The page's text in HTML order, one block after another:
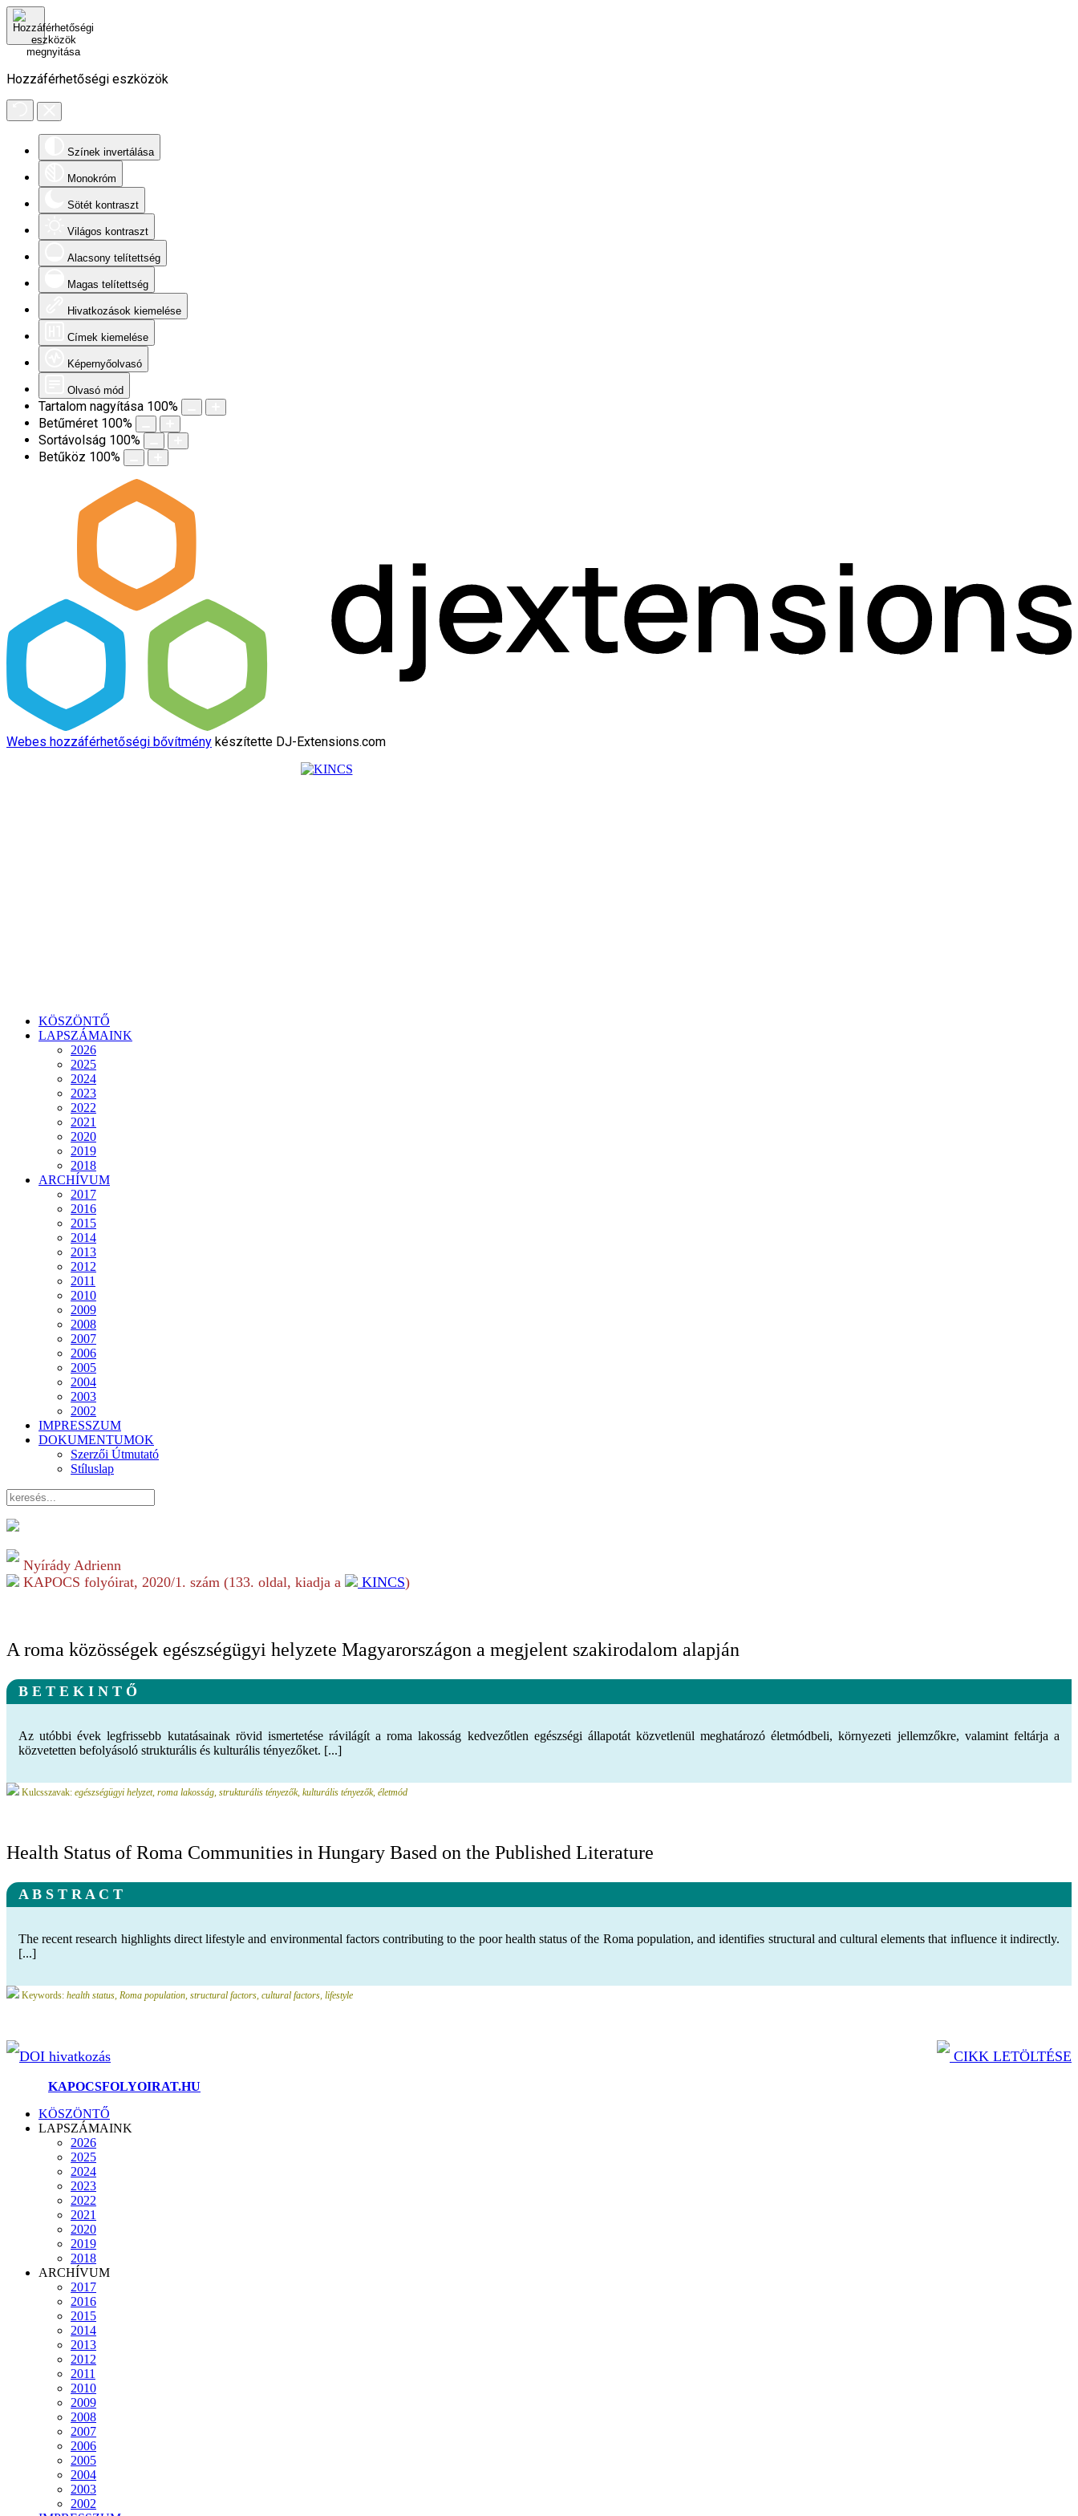
Hozzáférhetőségi eszközök
Színek invertálása
Monokróm
Sötét kontraszt
Világos kontraszt
Alacsony telítettség
Magas telítettség
Hivatkozások kiemelése
Címek kiemelése
Képernyőolvasó
Olvasó mód
Tartalom nagyítása 100%
Betűméret 100%
Sortávolság 100%
Betűköz 100%
Webes hozzáférhetőségi bővítmény készítette DJ-Extensions.com
KÖSZÖNTŐ
LAPSZÁMAINK
2026
2025
2024
2023
2022
2021
2020
2019
2018
ARCHÍVUM
2017
2016
2015
2014
2013
2012
2011
2010
2009
2008
2007
2006
2005
2004
2003
2002
IMPRESSZUM
DOKUMENTUMOK
Szerzői Útmutató
Stíluslap
Nyírády Adrienn
KAPOCS folyóirat, 2020/1. szám (133. oldal, kiadja a KINCS)
A roma közösségek egészségügyi helyzete Magyarországon a megjelent szakirodalom alapján
B E T E K I N T Ő
Az utóbbi évek legfrissebb kutatásainak rövid ismertetése rávilágít a roma lakosság kedvezőtlen egészségi állapotát közvetlenül meghatározó életmódbeli, környezeti jellemzőkre, valamint feltárja a
közvetetten befolyásoló strukturális és kulturális tényezőket. [...]
Kulcsszavak: egészségügyi helyzet, roma lakosság, strukturális tényezők, kulturális tényezők, életmód
Health Status of Roma Communities in Hungary Based on the Published Literature
A B S T R A C T
The recent research highlights direct lifestyle and environmental factors contributing to the poor health status of the Roma population, and identifies structural and cultural elements that influence it indirectly.
[...]
Keywords: health status, Roma population, structural factors, cultural factors, lifestyle
DOI hivatkozás CIKK LETÖLTÉSE
KAPOCSFOLYOIRAT.HU
KÖSZÖNTŐ
LAPSZÁMAINK
2026
2025
2024
2023
2022
2021
2020
2019
2018
ARCHÍVUM
2017
2016
2015
2014
2013
2012
2011
2010
2009
2008
2007
2006
2005
2004
2003
2002